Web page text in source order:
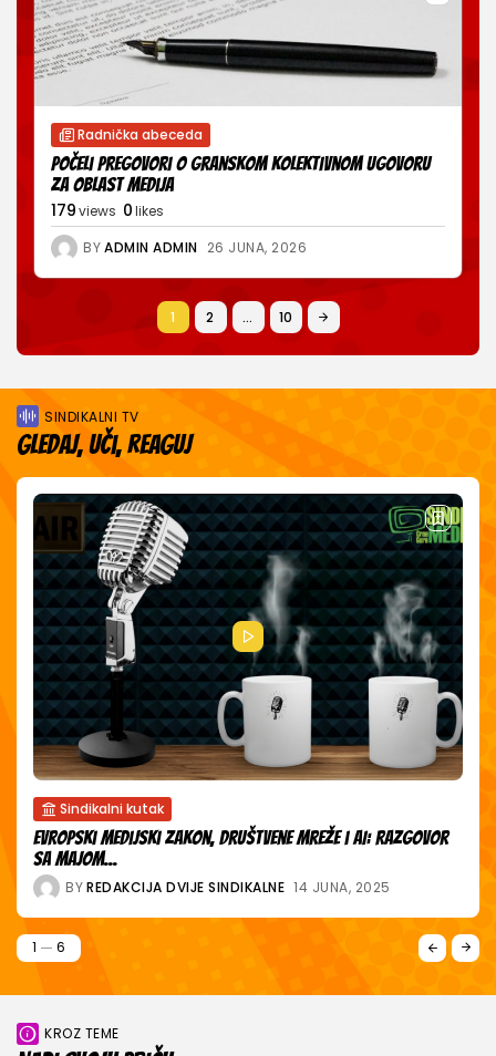
Radnička abeceda
Počeli pregovori o Granskom kolektivnom ugovoru
za oblast medija
179views 0likes
BYADMIN ADMIN 26 JUNA, 2026
1 2 … 10
SINDIKALNI TV
Gledaj, uči, reaguj
Siguran teren
Život iza objektiva – prijetnje zaposlenima u medijima
BYREDAKCIJA DVIJE SINDIKALNE
2 6
KROZ TEME